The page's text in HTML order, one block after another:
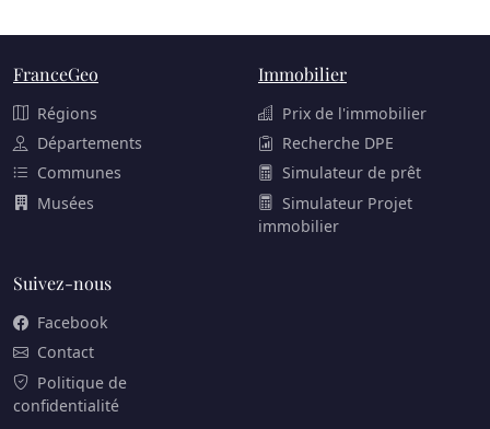
FranceGeo
Régions
Départements
Communes
Musées
Immobilier
Prix de l'immobilier
Recherche DPE
Simulateur de prêt
Simulateur Projet
immobilier
Suivez-nous
Facebook
Contact
Politique de
confidentialité